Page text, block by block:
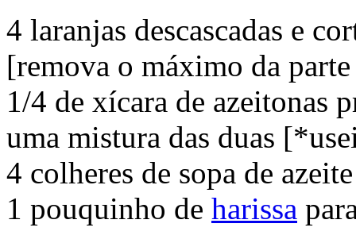
4 laranjas descascadas e
[remova o máximo da
1/4 de xícara de azeitonas
uma mistura das duas
4 colheres de sopa de
1 pouquinho de harissa